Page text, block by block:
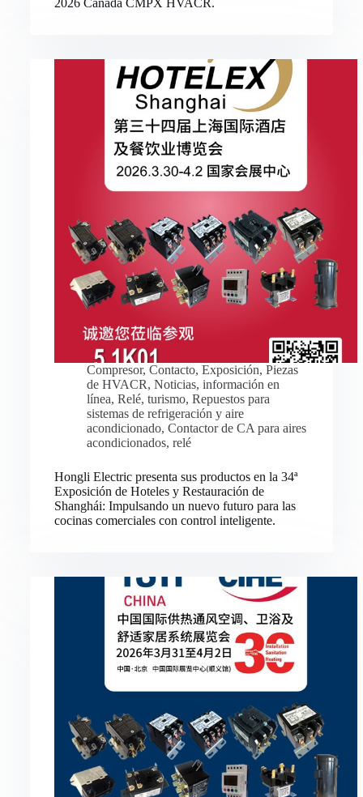
2026 Canada CMPX HVACR.
Compresor, Contacto, Exposición, Piezas
de HVACR, Noticias, información en
línea, Relé, turismo, Repuestos para
sistemas de refrigeración y aire
acondicionado, Contactor de CA para aires
acondicionados, relé
Hongli Electric presenta sus productos en la 34ª
Exposición de Hoteles y Restauración de
Shanghái: Impulsando un nuevo futuro para las
cocinas comerciales con control inteligente.